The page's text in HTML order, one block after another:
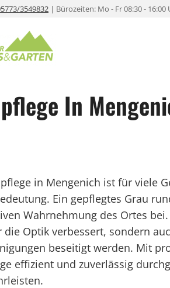
3549832 | Bürozeiten: Mo - Fr 08:30 - 16:00
In
in Mengenich ist für viele
Ein gepflegtes Grau
Wahrnehmung des Ortes
die Optik verbessert, sondern
beseitigt werden. Mit
effizient und zuverlässig